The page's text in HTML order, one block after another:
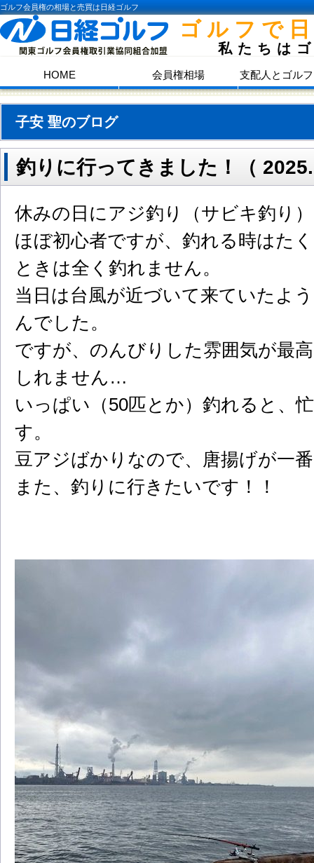
ゴルフ会員権の相場と売買は日経ゴルフ
ゴルフで
私たちは
HOME 会員権相場 支配人とゴル
子安 聖のブログ
釣りに行ってきました！（
休みの日にアジ釣り（サビキ釣り
ほぼ初心者ですが、釣れる時はた
ときは全く釣れません。
当日は台風が近づいて来ていたよ
んでした。
ですが、のんびりした雰囲気が最
しれません…
いっぱい（50匹とか）釣れると、
す。
豆アジばかりなので、唐揚げが一
また、釣りに行きたいです！！